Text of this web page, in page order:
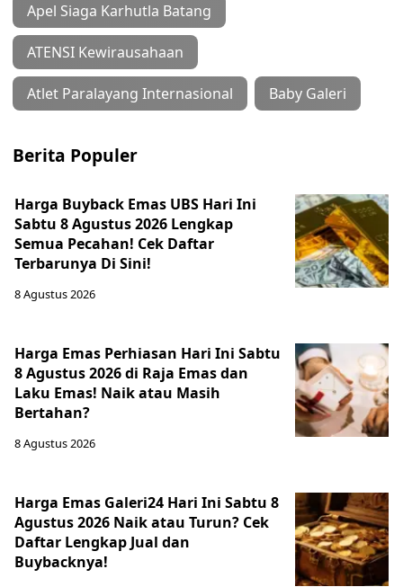
Apel Siaga Karhutla Batang
ATENSI Kewirausahaan
Atlet Paralayang Internasional Baby Galeri
Berita Populer
Harga Buyback Emas UBS Hari Ini
Sabtu 8 Agustus 2026 Lengkap
Semua Pecahan! Cek Daftar
Terbarunya Di Sini!
8 Agustus 2026
Harga Emas Perhiasan Hari Ini Sabtu
8 Agustus 2026 di Raja Emas dan
Laku Emas! Naik atau Masih
Bertahan?
8 Agustus 2026
Harga Emas Galeri24 Hari Ini Sabtu 8
Agustus 2026 Naik atau Turun? Cek
Daftar Lengkap Jual dan
Buybacknya!